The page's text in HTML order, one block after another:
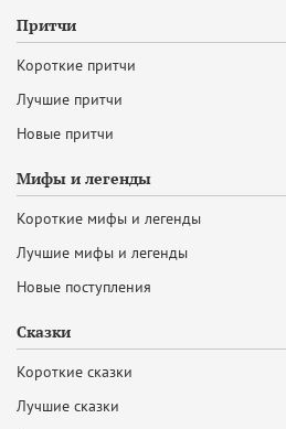
Притчи
Короткие притчи
Лучшие притчи
Новые притчи
Мифы и легенды
Короткие мифы и легенды
Лучшие мифы и легенды
Новые поступления
Сказки
Короткие сказки
Лучшие сказки